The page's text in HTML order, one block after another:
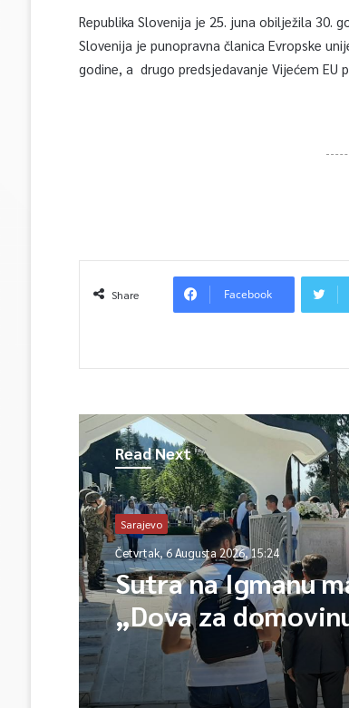
Republika Slovenija je 25. juna obilježila 30.
Slovenija je punopravna članica Evropske
godine, a drugo predsjedavanje Vijećem EU
Share Facebook
Read Next
Sarajevo
Četvrtak, 6 Augusta 2026, 15:24
Sutra na Igmanu
„Dova za